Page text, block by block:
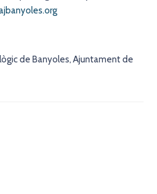
de Banyoles, Ajuntament de